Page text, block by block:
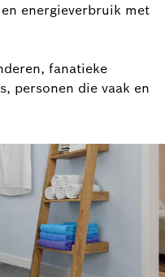
energieverbruik met
fanatieke
personen die vaak en